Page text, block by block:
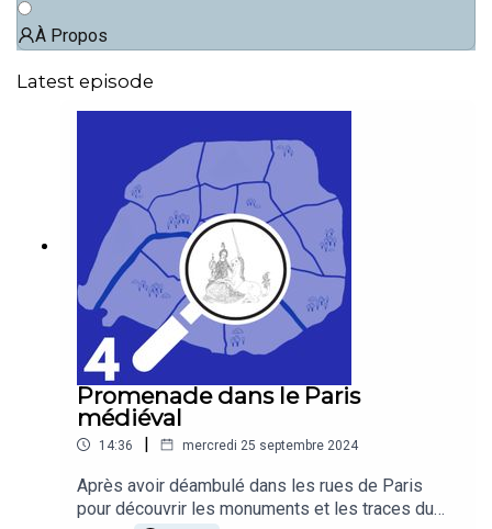
À Propos
Latest episode
Promenade dans le Paris
médiéval
14:36 | mercredi 25 septembre 2024
Après avoir déambulé dans les rues de Paris
pour découvrir les monuments et les traces du